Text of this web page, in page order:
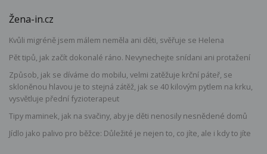
Žena-in.cz
Kvůli migréně jsem málem neměla ani děti, svěřuje se Helena
Pět tipů, jak začít dokonalé ráno. Nevynechejte snídani ani protažení
Způsob, jak se díváme do mobilu, velmi zatěžuje krční páteř, se
skloněnou hlavou je to stejná zátěž, jak se 40 kilovým pytlem na krku,
vysvětluje přední fyzioterapeut
Tipy maminek, jak na svačiny, aby je děti nenosily nesnědené domů
Jídlo jako palivo pro běžce: Důležité je nejen to, co jíte, ale i kdy to jíte